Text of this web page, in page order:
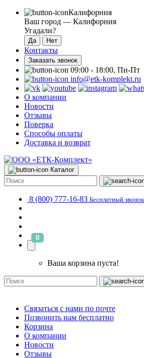
Калифорния
Ваш город — Калифорния
Угадали?
Контакты
Заказать звонок
09:00 - 18:00, Пн-Пт
info@etk-komplekt.ru
О компании
Новости
Отзывы
Поверка
Способы оплаты
Доставка и возврат
Каталог
8 (800) 777-16-83 Бесплатный
0
Ваша корзина пуста!
Связаться с нами по почте
Позвонить нам бесплатно
Корзина
О компании
Новости
Отзывы